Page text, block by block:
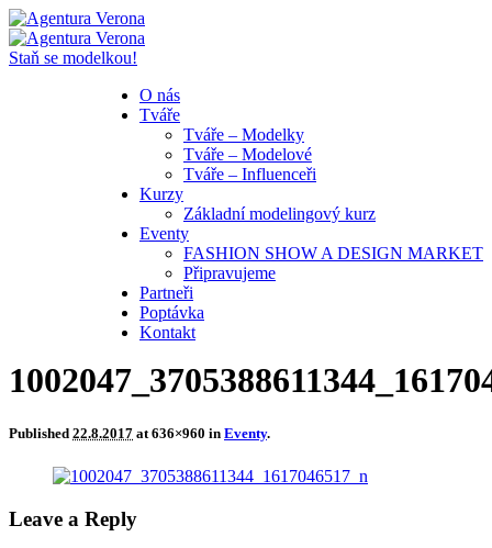
Staň se modelkou!
O nás
Tváře
Tváře – Modelky
Tváře – Modelové
Tváře – Influenceři
Kurzy
Základní modelingový kurz
Eventy
FASHION SHOW A DESIGN MARKET
Připravujeme
Partneři
Poptávka
Kontakt
Published 22.8.2017 at 636×960 in Eventy.
Leave a Reply